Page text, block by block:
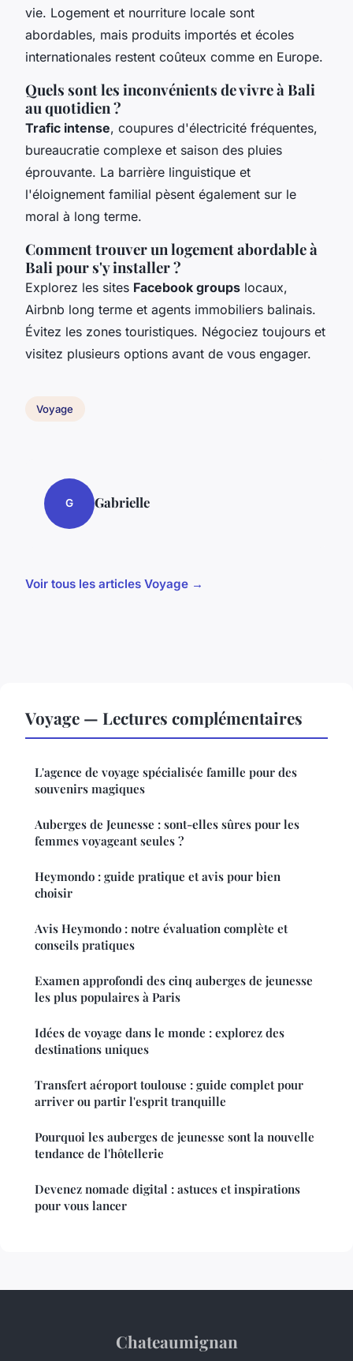
vie. Logement et nourriture locale sont
abordables, mais produits importés et écoles
internationales restent coûteux comme en Europe.
Quels sont les inconvénients de vivre à Bali
au quotidien ?
Trafic intense, coupures d'électricité fréquentes,
bureaucratie complexe et saison des pluies
éprouvante. La barrière linguistique et
l'éloignement familial pèsent également sur le
moral à long terme.
Comment trouver un logement abordable à
Bali pour s'y installer ?
Explorez les sites Facebook groups locaux,
Airbnb long terme et agents immobiliers balinais.
Évitez les zones touristiques. Négociez toujours et
visitez plusieurs options avant de vous engager.
Voyage
G Gabrielle
Voir tous les articles Voyage →
Voyage — Lectures complémentaires
L'agence de voyage spécialisée famille pour des
souvenirs magiques
Auberges de Jeunesse : sont-elles sûres pour les
femmes voyageant seules ?
Heymondo : guide pratique et avis pour bien
choisir
Avis Heymondo : notre évaluation complète et
conseils pratiques
Examen approfondi des cinq auberges de jeunesse
les plus populaires à Paris
Idées de voyage dans le monde : explorez des
destinations uniques
Transfert aéroport toulouse : guide complet pour
arriver ou partir l'esprit tranquille
Pourquoi les auberges de jeunesse sont la nouvelle
tendance de l'hôtellerie
Devenez nomade digital : astuces et inspirations
pour vous lancer
Chateaumignan